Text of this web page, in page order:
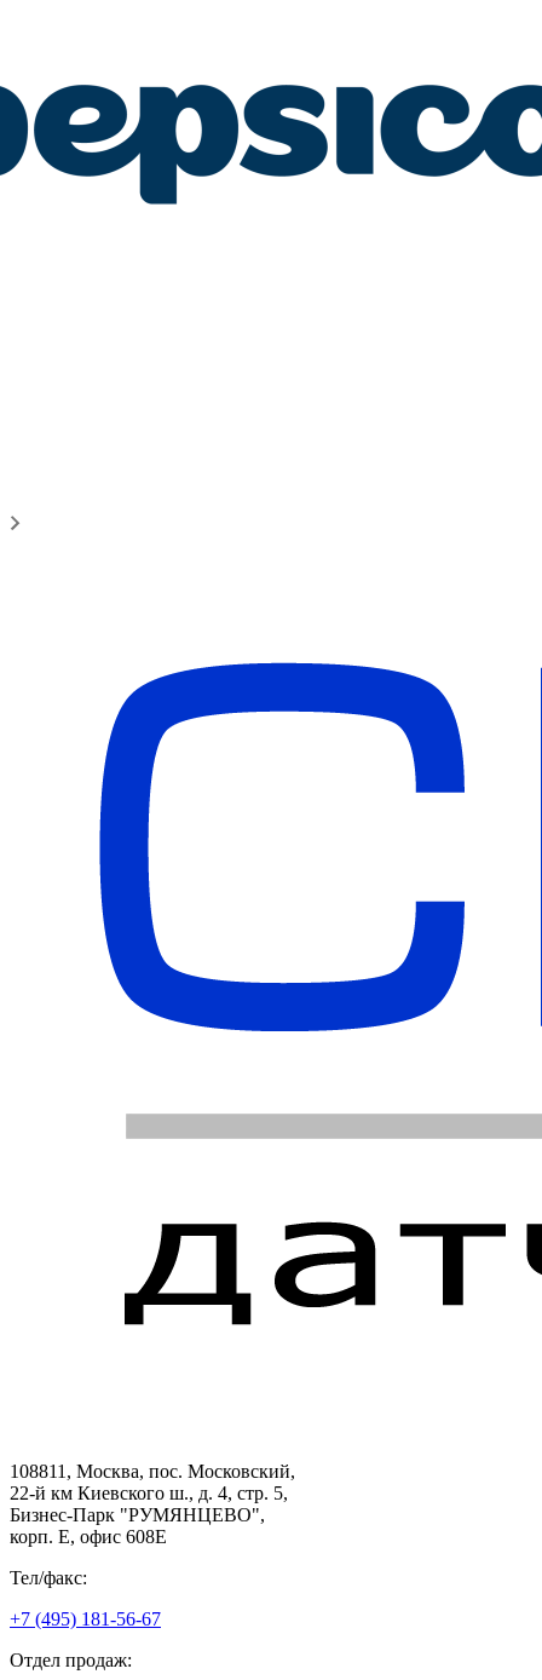
108811, Москва, пос. Московский,
22-й км Киевского ш., д. 4, стр. 5,
Бизнес-Парк "РУМЯНЦЕВО",
корп. Е, офис 608E
Тел/факс:
+7 (495) 181-56-67
Отдел продаж: